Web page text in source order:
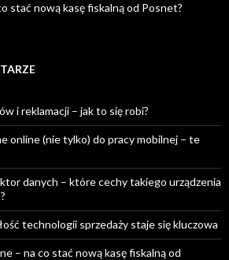
stać nową kasę fiskalną od Posnet?
i reklamacji – jak to się robi?
online (nie tylko) do pracy mobilnej – te
danych – które cechy takiego urządzenia
technologii sprzedaży staje się kluczowa
– na co stać nową kasę fiskalną od